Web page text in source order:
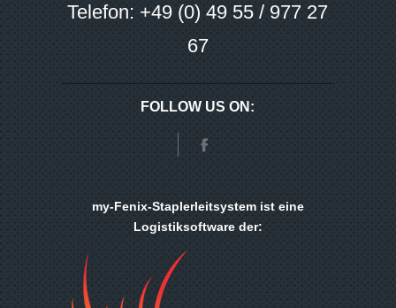
Telefon: +49 (0) 49 55 / 977 27
67
FOLLOW US ON:
my-Fenix-Staplerleitsystem ist eine
Logistiksoftware der: